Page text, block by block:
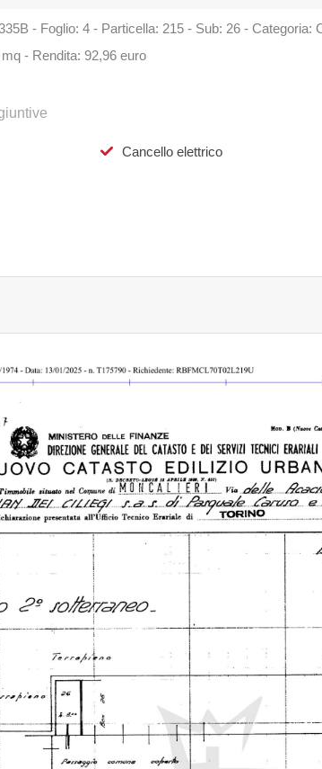
- Foglio: 4 - Particella: 215 - Sub: 26 - Categoria:
- Rendita: 92,96 euro
Cancello elettrico